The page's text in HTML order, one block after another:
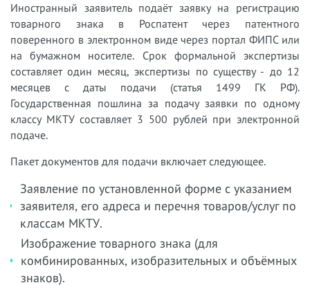
Иностранный заявитель подаёт заявку на регистрацию
товарного знака в Роспатент через патентного
поверенного в электронном виде через портал ФИПС или
на бумажном носителе. Срок формальной экспертизы
составляет один месяц, экспертизы по существу - до 12
месяцев с даты подачи (статья 1499 ГК РФ).
Государственная пошлина за подачу заявки по одному
классу МКТУ составляет 3 500 рублей при электронной
подаче.
Пакет документов для подачи включает следующее.
Заявление по установленной форме с указанием
заявителя, его адреса и перечня товаров/услуг по
классам МКТУ.
Изображение товарного знака (для
комбинированных, изобразительных и объёмных
знаков).